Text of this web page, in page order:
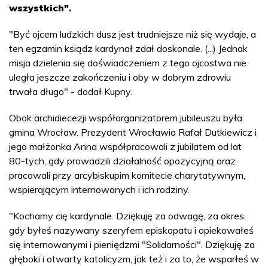
wszystkich".
"Być ojcem ludzkich dusz jest trudniejsze niż się wydaje, a
ten egzamin ksiądz kardynał zdał doskonale. (...) Jednak
misja dzielenia się doświadczeniem z tego ojcostwa nie
uległa jeszcze zakończeniu i oby w dobrym zdrowiu
trwała długo" - dodał Kupny.
Obok archidiecezji współorganizatorem jubileuszu była
gmina Wrocław. Prezydent Wrocławia Rafał Dutkiewicz i
jego małżonka Anna współpracowali z jubilatem od lat
80-tych, gdy prowadzili działalność opozycyjną oraz
pracowali przy arcybiskupim komitecie charytatywnym,
wspierającym internowanych i ich rodziny.
"Kochamy cię kardynale. Dziękuję za odwagę, za okres,
gdy byłeś nazywany szeryfem episkopatu i opiekowałeś
się internowanymi i pieniędzmi "Solidarności". Dziękuję za
głęboki i otwarty katolicyzm, jak też i za to, że wsparłeś w